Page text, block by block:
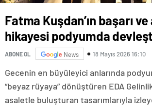
Fatma Kuşdan’ın başarı
hikayesi podyumda
ABONE OL News 18 Mayıs 2026 16:10
Gecenin en büyüleyici anlarında
“beyaz rüyaya” dönüştüren EDA
asaletle buluşturan tasarımlarıyla